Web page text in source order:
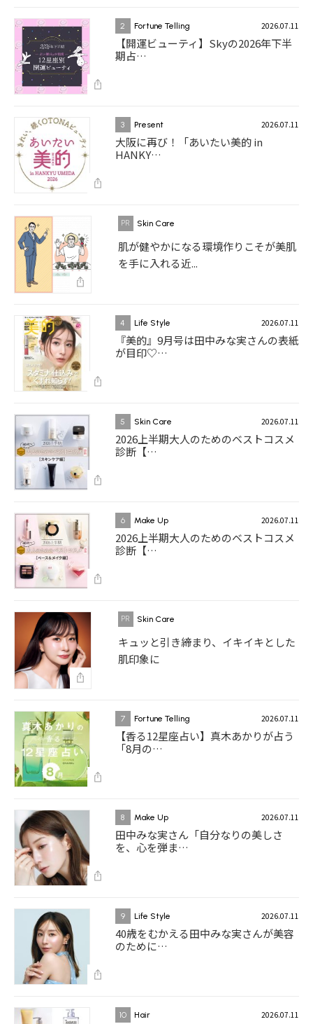
2 Fortune Telling 2026.07.11
【開運ビューティ】Skyの2026年下半
期占…
3 Present 2026.07.11
大阪に再び！「あいたい美的 in
HANKY…
Skin Care
肌が健やかになる環境作りこそが美肌
を手に入れる近...
4 Life Style 2026.07.11
『美的』9月号は田中みな実さんの表紙
が目印♡…
5 Skin Care 2026.07.11
2026上半期大人のためのベストコスメ
診断【…
6 Make Up 2026.07.11
2026上半期大人のためのベストコスメ
診断【…
Skin Care
キュッと引き締まり、イキイキとした
肌印象に
7 Fortune Telling 2026.07.11
【香る12星座占い】真木あかりが占う
「8月の…
8 Make Up 2026.07.11
田中みな実さん「自分なりの美しさ
を、心を弾ま…
9 Life Style 2026.07.11
40歳をむかえる田中みな実さんが美容
のために…
10 Hair 2026.07.11